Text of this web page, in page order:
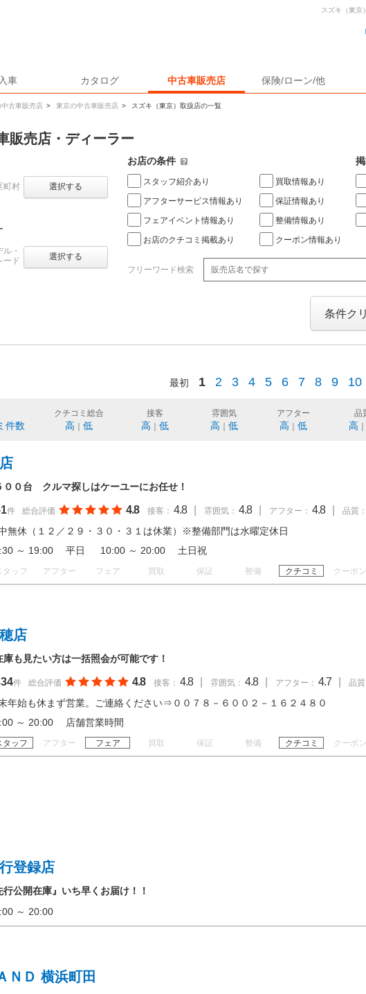
車 カタログ 中古車販売店 保険/ローン/他
中古車販売店 > 東京の中古車販売店 > スズキ（東京）取扱店の一覧
スズキ（東京
販売店・ディーラー
町村 選択する
ル・
ード
選択する
お店の条件
スタッフ紹介あり
アフターサービス情報あり
フェアイベント情報あり
お店のクチコミ掲載あり
買取情報あり
保証情報あり
整備情報あり
クーポン情報あり
フリーワード検索
条件ク
最初 1 2 3 4 5 6 7 8 9 10
件数
クチコミ総合
高 低
接客
高 低
雰囲気
高 低
アフター
高 低
品
高
００台 クルマ探しはケーユーにお任せ！
件 総合評価 4.8 接客： 4.8 雰囲気： 4.8 アフター： 4.8 品質：
無休（１２／２９・３０・３１は休業）※整備部門は水曜定休日
～ 19:00 平日 10:00 ～ 20:00 土日祝
タッフ アフター フェア 買取 保証 整備 クチコミ クーポン
店
も見たい方は一括照会が可能です！
件 総合評価 4.8 接客： 4.8 雰囲気： 4.8 アフター： 4.7 品質
年始も休まず営業。ご連絡ください⇒００７８－６００２－１６２４８０
～ 20:00 店舗営業時間
タッフ アフター フェア 買取 保証 整備 クチコミ クーポン
登録店
公開在庫』いち早くお届け！！
～ 20:00
Ｄ 横浜町田